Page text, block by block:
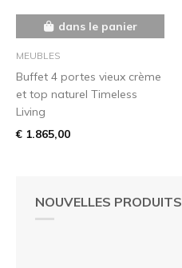
NOUVELLES PRODUITS
dans le panier
MEUBLES
Buffet 4 portes vieux crème
et top naturel Timeless
Living
€ 1.865,00